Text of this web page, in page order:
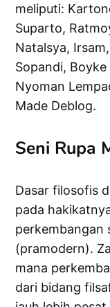
meliputi:
Suparto,
Natalsya,
Sopandi, Boyke
Nyoman
Made Deblog.
Seni Rupa
Dasar filosofis
pada
perkembangan
(pramodern).
mana
dari bidang